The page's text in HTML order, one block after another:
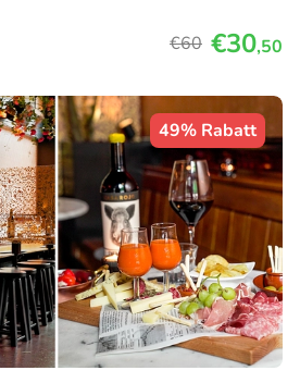
€60 €30,50
49% Rabatt